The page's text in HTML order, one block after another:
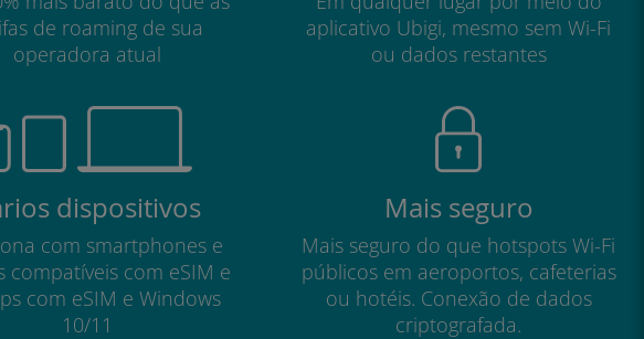
de roaming de sua
operadora atual
aplicativo Ubigi, mesmo sem Wi-Fi
ou dados restantes
dispositivos
com smartphones e
compatíveis com eSIM e
com eSIM e Windows
10/11
Mais seguro
Mais seguro do que hotspots Wi-Fi
públicos em aeroportos, cafeterias
ou hotéis. Conexão de dados
criptografada.